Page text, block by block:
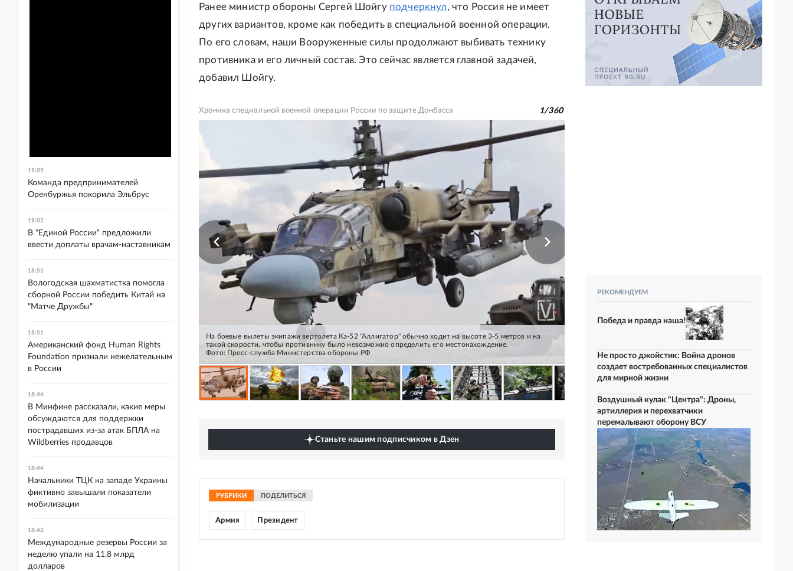
Ранее министр обороны Сергей Шойгу подчеркнул, что Россия не имеет
других вариантов, кроме как победить в специальной военной операции.
По его словам, наши Вооруженные силы продолжают выбивать технику
противника и его личный состав. Это сейчас является главной задачей,
добавил Шойгу.
Хроника специальной военной операции России по защите Донбасса 1/360
На боевые вылеты экипажи вертолета Ка-52 "Аллигатор" обычно ходит на высоте 3-5 метров и на
такой скорости, чтобы противнику было невозможно определить его местонахождение.
Фото: Пресс-служба Министерства обороны РФ
Станьте нашим подписчиком в Дзен
РУБРИКИ ПОДЕЛИТЬСЯ
Армия Президент
РЕКОМЕНДУЕМ
Победа и правда наша!
Не просто джойстик: Война дронов
создает востребованных специалистов
для мирной жизни
Воздушный кулак "Центра": Дроны,
артиллерия и перехватчики
перемалывают оборону ВСУ
19:05
Команда предпринимателей
Оренбуржья покорила Эльбрус
19:02
В "Единой России" предложили
ввести доплаты врачам-наставникам
18:51
Вологодская шахматистка помогла
сборной России победить Китай на
"Матче Дружбы"
18:51
Американский фонд Human Rights
Foundation признали нежелательным
в России
18:44
В Минфине рассказали, какие меры
обсуждаются для поддержки
пострадавших из-за атак БПЛА на
Wildberries продавцов
18:44
Начальники ТЦК на западе Украины
фиктивно завышали показатели
мобилизации
18:42
Международные резервы России за
неделю упали на 11,8 млрд
долларов